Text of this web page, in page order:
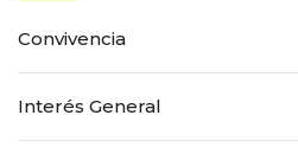
Convivencia
Interés General